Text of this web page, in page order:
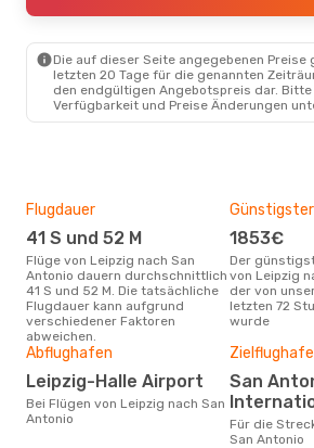
SAT- LEJ
Die auf dieser Seite angegebenen Preise
letzten 20 Tage für die genannten
den endgültigen Angebotspreis dar.
Verfügbarkeit und Preise Änderungen
Flugdauer
41 S und 52 M
Flüge von Leipzig nach San
Antonio dauern durchschnittlich
41 S und 52 M. Die tatsächliche
Flugdauer kann aufgrund
verschiedener Faktoren
abweichen.
Günstigster
1853€
Der günstigste einfache Flug
von Leipzig
der von
letzten 72
wurde
Abflughafen
Leipzig-Halle Airport
Bei Flügen von Leipzig nach San
Antonio
San Antonio
Für die Strecke von Leipzig nach
San Antonio